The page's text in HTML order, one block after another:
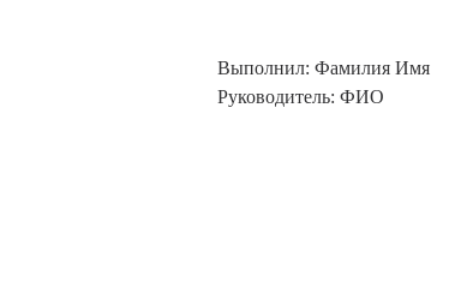
Выполнил: Фамилия Имя
Руководитель: ФИО